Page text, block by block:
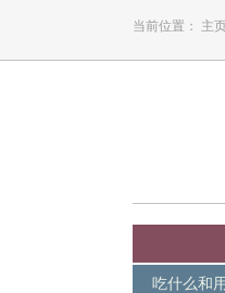
当前位置： 主
吃什么和